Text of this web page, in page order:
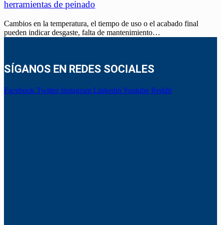
herramientas de peinado
Cambios en la temperatura, el tiempo de uso o el acabado final
pueden indicar desgaste, falta de mantenimiento…
SÍGANOS EN REDES SOCIALES
Facebook Twitter Instagram Linkedin Youtube Reddit